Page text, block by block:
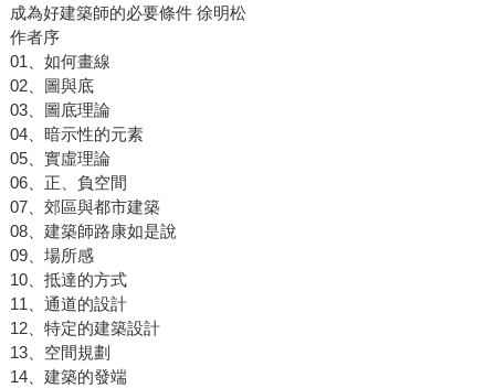
成為好建築師的必要條件 徐明松
作者序
01、如何畫線
02、圖與底
03、圖底理論
04、暗示性的元素
05、實虛理論
06、正、負空間
07、郊區與都市建築
08、建築師路康如是說
09、場所感
10、抵達的方式
11、通道的設計
12、特定的建築設計
13、空間規劃
14、建築的發端